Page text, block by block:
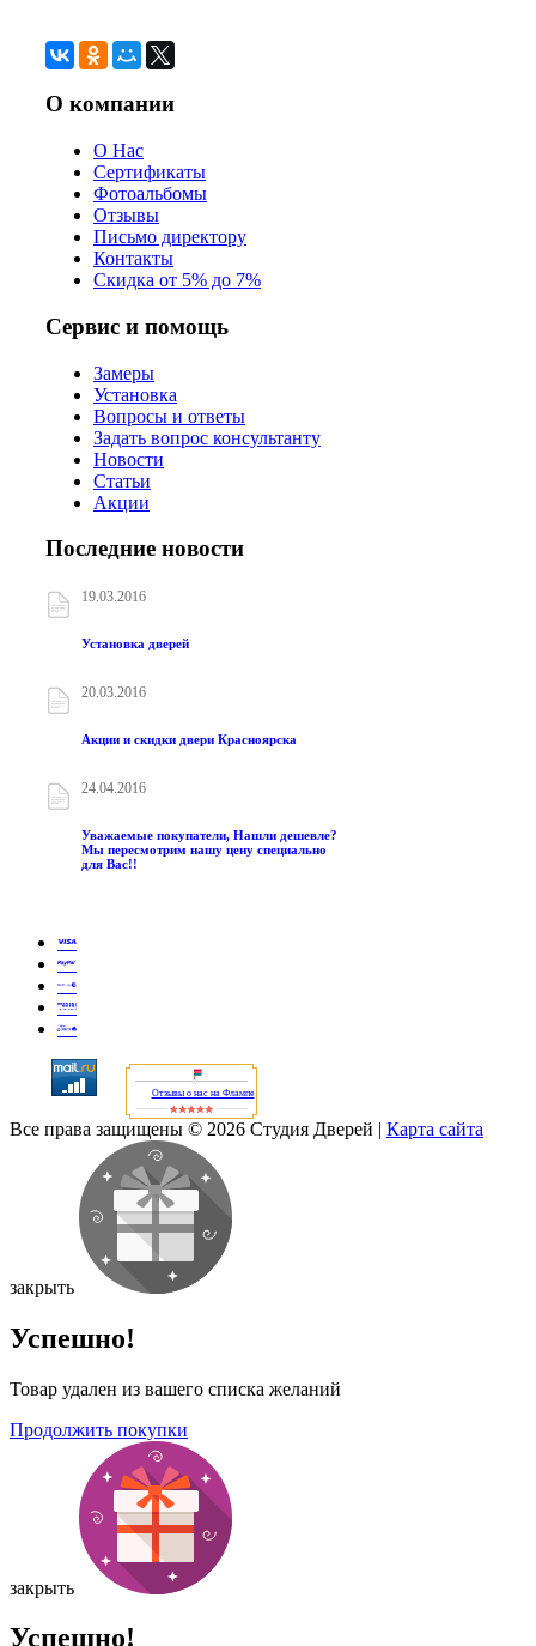
О компании
О Нас
Сертификаты
Фотоальбомы
Отзывы
Письмо директору
Контакты
Скидка от 5% до 7%
Сервис и помощь
Замеры
Установка
Вопросы и ответы
Задать вопрос консультанту
Новости
Статьи
Акции
Последние новости
19.03.2016
Установка дверей
20.03.2016
Акции и скидки двери Красноярска
24.04.2016
Уважаемые покупатели, Нашли дешевле?
Мы пересмотрим нашу цену специально
для Вас!!
Отзывы о нас на Флампе
Все права защищены © 2026 Студия Дверей | Карта сайта
закрыть
Успешно!
Товар удален из вашего списка желаний
Продолжить покупки
закрыть
Успешно!